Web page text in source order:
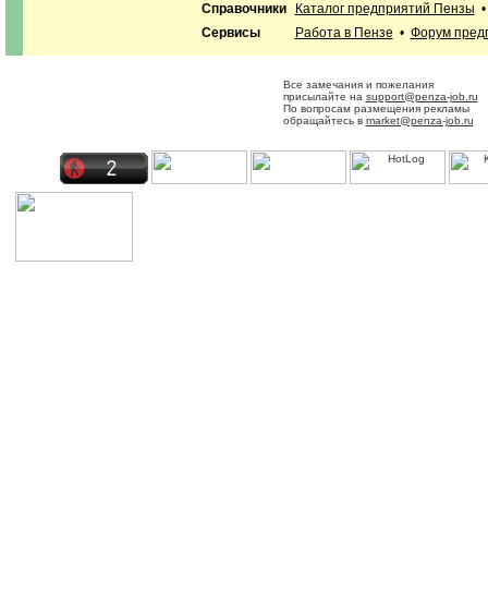
Справочники
Каталог предприятий Пензы
Сервисы
Работа в Пензе • Форум
Все замечания и пожелания
присылайте на support@penza-job.ru
По вопросам размещения рекламы
обращайтесь в market@penza-job.ru